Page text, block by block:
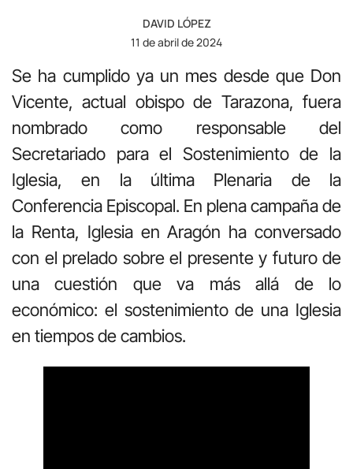
DAVID LÓPEZ
11 de abril de 2024
Se ha cumplido ya un mes desde que Don
Vicente, actual obispo de Tarazona, fuera
nombrado como responsable del
Secretariado para el Sostenimiento de la
Iglesia, en la última Plenaria de la
Conferencia Episcopal. En plena campaña de
la Renta, Iglesia en Aragón ha conversado
con el prelado sobre el presente y futuro de
una cuestión que va más allá de lo
económico: el sostenimiento de una Iglesia
en tiempos de cambios.